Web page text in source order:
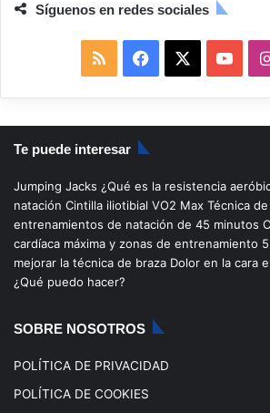
Síguenos en redes sociales
S
S
a
c
b
o
o
u
u
b
Te puede interesar
Jumping Jacks ¿Qué es la resistencia
natación Cintilla iliotibial VO2 Max Técnica
entrenamientos de natación de 45 minutos
cardíaca máxima y zonas de entrenamiento
mejorar la técnica de braza Dolor en la cara
¿Qué puedo hacer?
SOBRE NOSOTROS
POLÍTICA DE PRIVACIDAD
POLÍTICA DE COOKIES